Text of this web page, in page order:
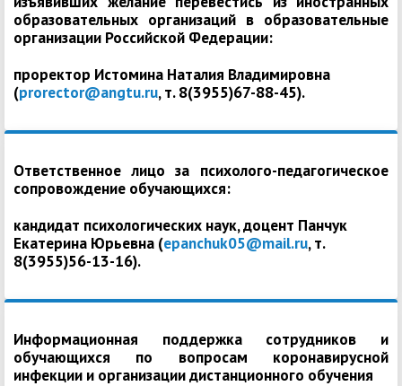
образовательных организаций в образовательные
организации Российской Федерации:
проректор Истомина Наталия Владимировна
(prorector@angtu.ru, т. 8(3955)67-88-45).
Ответственное лицо за психолого-педагогическое
сопровождение обучающихся:
кандидат психологических наук, доцент Панчук
Екатерина Юрьевна (epanchuk05@mail.ru, т.
8(3955)56-13-16).
Информационная поддержка сотрудников и
обучающихся по вопросам коронавирусной
инфекции и организации дистанционного обучения